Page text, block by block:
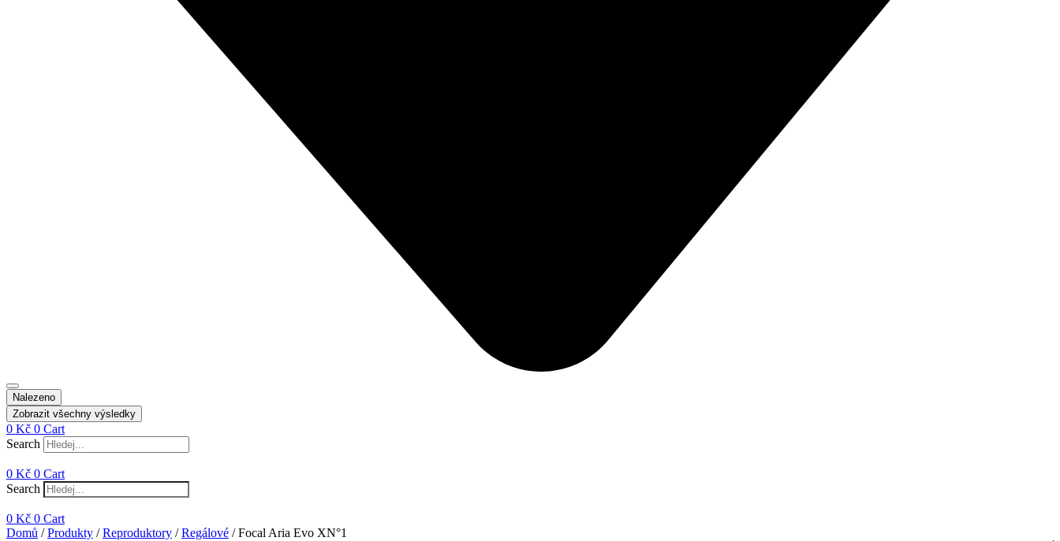
Nalezeno
Zobrazit všechny výsledky
0 Kč 0 Cart
Search
0 Kč 0 Cart
Search
0 Kč 0 Cart
Domů /Produkty /Reproduktory /Regálové / Focal Aria Evo XN°1